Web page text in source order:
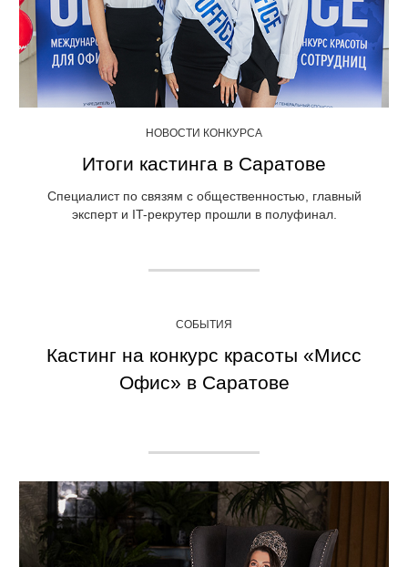
НОВОСТИ КОНКУРСА
Итоги кастинга в Саратове
Специалист по связям с общественностью, главный
эксперт и IT-рекрутер прошли в полуфинал.
СОБЫТИЯ
Кастинг на конкурс красоты «Мисс
Офис» в Саратове